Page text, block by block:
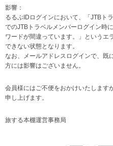
影響：
るるぶIDログインにおいて、「JTBト
でのJTBトラベルメンバーログイン時
ワードが間違っています。」というエ
できない状態となります。
なお、メールアドレスログインで、既
方には影響はございません。
会員様にはご不便をおかけいたします
申し上げます。
旅する本棚運営事務局